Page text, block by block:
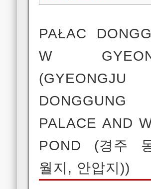
PAŁAC
W
(GYEONGJU
DONGGUNG
PALACE AND
POND (경주
월지, 안압지))